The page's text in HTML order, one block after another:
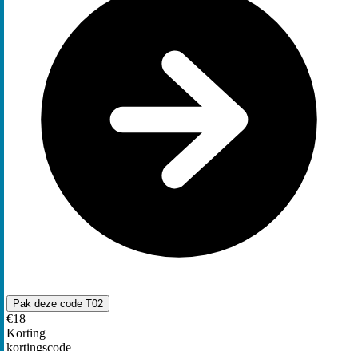
Pak deze code T02
€18
Korting
kortingscode